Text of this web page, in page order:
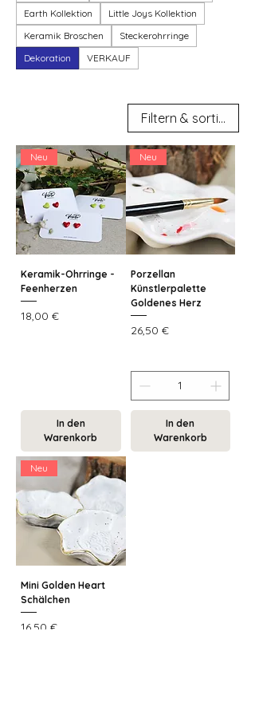
Earth Kollektion
Little Joys Kollektion
Keramik Broschen
Steckerohrringe
Dekoration
VERKAUF
Filtern & sortieren
Neu
Keramik-Ohrringe -
Feenherzen
Preis
18,00 €
In den
Warenkorb
Neu
Porzellan
Künstlerpalette
Goldenes Herz
Preis
26,50 €
In den
Warenkorb
Neu
Mini Golden Heart
Schälchen
Preis
16,50 €